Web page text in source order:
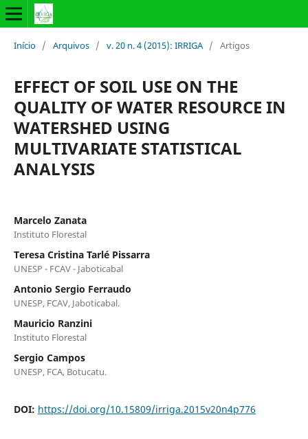
Início / Arquivos / v. 20 n. 4 (2015): IRRIGA / Artigos
EFFECT OF SOIL USE ON THE
QUALITY OF WATER RESOURCE IN
WATERSHED USING
MULTIVARIATE STATISTICAL
ANALYSIS
Marcelo Zanata
Instituto Florestal
Teresa Cristina Tarlé Pissarra
UNESP - FCAV - Jaboticabal
Antonio Sergio Ferraudo
UNESP, FCAV, Jaboticabal.
Mauricio Ranzini
Instituto Florestal
Sergio Campos
UNESP, FCA, Botucatu.
DOI: https://doi.org/10.15809/irriga.2015v20n4p776